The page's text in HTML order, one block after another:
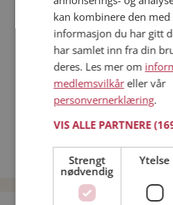
Dating på mobilen
Dating på Møteplassen
Kvinner fra Nesseby
Menn fra Nesseby
Date menn i Norge
kan kombinere den med
informasjon du har gitt
har samlet inn fra din
deres. Les mer om
medlemsvilkåreller vår
personvernerklæring.
VIS ALLE PARTNERE
Strengt
nødvendig
Ytelse